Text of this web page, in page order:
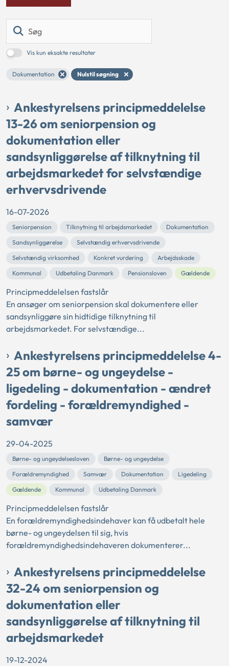
Vis kun eksakte resultater
Dokumentation Nulstil søgning
Ankestyrelsens principmeddelelse
13-26 om seniorpension og
dokumentation eller
sandsynliggørelse af tilknytning til
arbejdsmarkedet for selvstændige
erhvervsdrivende
16-07-2026
Seniorpension Tilknytning til arbejdsmarkedet
Dokumentation
Sandsynliggørelse
Selvstændig erhvervsdrivende
Selvstændig virksomhed
Konkret vurdering
Arbejdsskade
Kommunal
Udbetaling Danmark Pensionsloven Gældende
Principmeddelelsen fastslår
En ansøger om seniorpension skal dokumentere eller
sandsynliggøre sin hidtidige tilknytning til
arbejdsmarkedet. For selvstændige...
Ankestyrelsens principmeddelelse 4-
25 om børne- og ungeydelse -
ligedeling - dokumentation - ændret
fordeling - forældremyndighed -
samvær
29-04-2025
Børne- og ungeydelsesloven
Børne- og ungeydelse
Forældremyndighed
Samvær Dokumentation
Ligedeling
Gældende
Kommunal Udbetaling Danmark
Principmeddelelsen fastslår
En forældremyndighedsindehaver kan få udbetalt hele
børne- og ungeydelsen til sig, hvis
forældremyndighedsindehaveren dokumenterer...
Ankestyrelsens principmeddelelse
32-24 om seniorpension og
dokumentation eller
sandsynliggørelse af tilknytning til
arbejdsmarkedet
19-12-2024